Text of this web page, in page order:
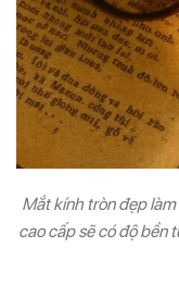
Mắt kính tròn đẹp
cao cấp sẽ có độ bền